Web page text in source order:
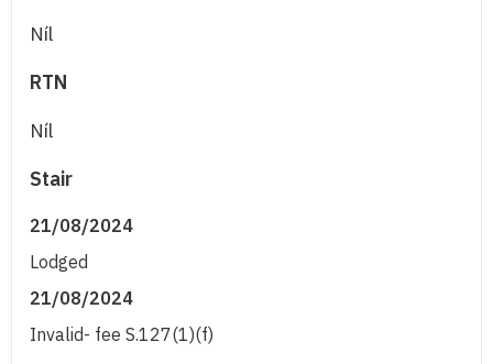
Níl
RTN
Níl
Stair
21/08/2024
Lodged
21/08/2024
Invalid- fee S.127(1)(f)